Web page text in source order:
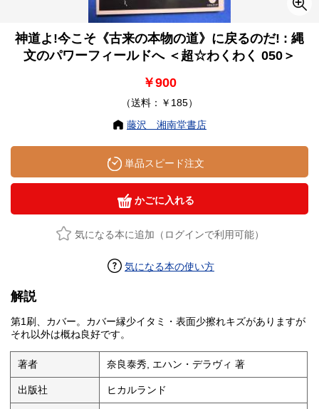
神道よ!今こそ《古来の本物の道》に戻るのだ! : 縄
文のパワーフィールドへ ＜超☆わくわく 050＞
￥900
（送料：￥185）
藤沢 湘南堂書店
単品スピード注文
かごに入れる
気になる本に追加（ログインで利用可能）
気になる本の使い方
解説
第1刷、カバー。カバー縁少イタミ・表面少擦れキズがありますが
それ以外は概ね良好です。
著者 奈良泰秀, エハン・デラヴィ 著
出版社 ヒカルランド